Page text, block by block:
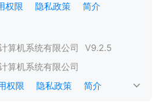
权限 隐私政策 简介
算机系统有限公司 V9.2.5
算机系统有限公司
权限 隐私政策 简介